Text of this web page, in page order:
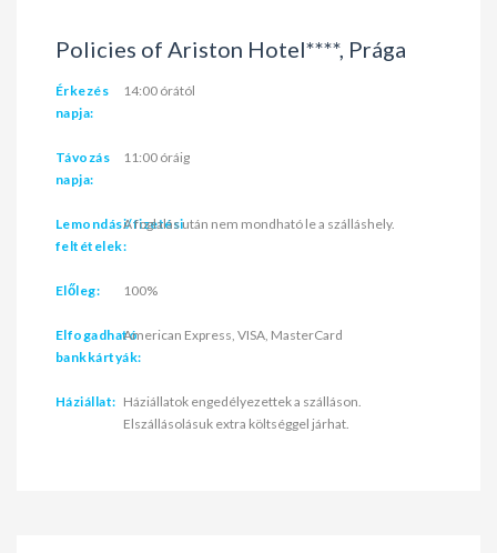
Policies of Ariston Hotel****, Prága
Érkezés
napja:
14:00 órától
Távozás
napja:
11:00 óráig
Lemondási/fizetési
feltételek:
A foglalás után nem mondható le a szálláshely.
Előleg: 100%
Elfogadható
bankkártyák:
American Express, VISA, MasterCard
Háziállat: Háziállatok engedélyezettek a szálláson.
Elszállásolásuk extra költséggel járhat.